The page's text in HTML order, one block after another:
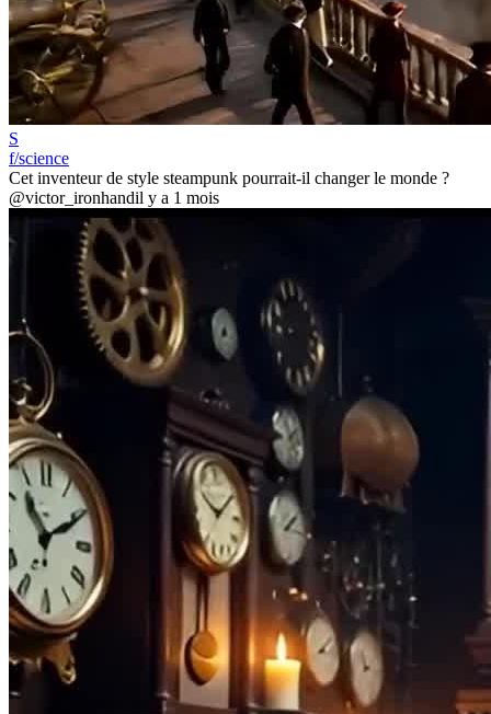
S
f/science
Cet inventeur de style steampunk pourrait-il changer le monde ?
@victor_ironhandil y a 1 mois